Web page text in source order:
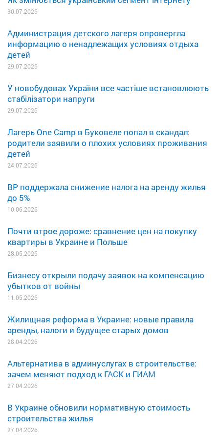
30.07.2026
Администрация детского лагеря опровергла
информацию о ненадлежащих условиях отдыха
детей
29.07.2026
У новобудовах України все частіше встановлюють
стабілізатори напруги
29.07.2026
Лагерь One Camp в Буковеле попал в скандал:
родители заявили о плохих условиях проживания
детей
24.07.2026
ВР поддержала снижение налога на аренду жилья
до 5%
10.06.2026
Почти втрое дороже: сравнение цен на покупку
квартиры в Украине и Польше
28.05.2026
Бизнесу открыли подачу заявок на компенсацию
убытков от войны
11.05.2026
Жилищная реформа в Украине: новые правила
аренды, налоги и будущее старых домов
28.04.2026
Альтернатива в админуслугах в строительстве:
зачем меняют подход к ГАСК и ГИАМ
27.04.2026
В Украине обновили нормативную стоимость
строительства жилья
27.04.2026